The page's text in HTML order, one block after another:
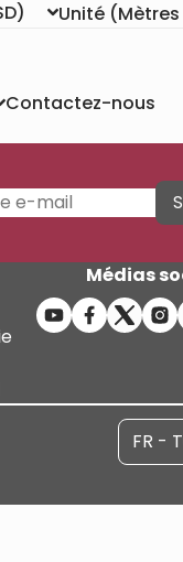
Unité
Contactez-nous
Médias
FR -